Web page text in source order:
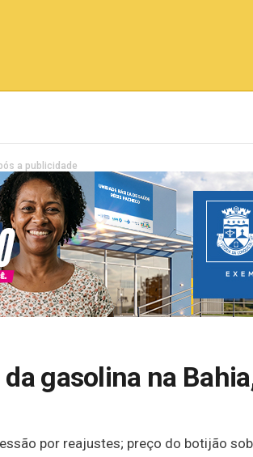
a publicidade
gasolina na
por reajustes; preço do botijão